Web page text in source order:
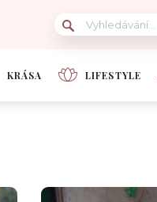
KRÁSA LIFESTYLE